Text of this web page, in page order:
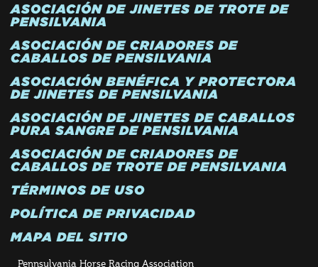
ASOCIACIÓN DE JINETES DE TROTE DE
PENSILVANIA
ASOCIACIÓN DE CRIADORES DE
CABALLOS DE PENSILVANIA
ASOCIACIÓN BENÉFICA Y PROTECTORA
DE JINETES DE PENSILVANIA
ASOCIACIÓN DE JINETES DE CABALLOS
PURA SANGRE DE PENSILVANIA
ASOCIACIÓN DE CRIADORES DE
CABALLOS DE TROTE DE PENSILVANIA
TÉRMINOS DE USO
POLÍTICA DE PRIVACIDAD
MAPA DEL SITIO
Pennsylvania Horse Racing Association